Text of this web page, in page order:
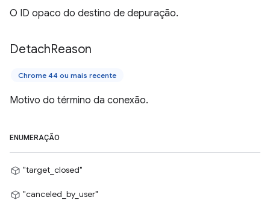
O ID opaco do destino de depuração.
DetachReason
Chrome 44 ou mais recente
Motivo do término da conexão.
ENUMERAÇÃO
"target_closed"
"canceled_by_user"